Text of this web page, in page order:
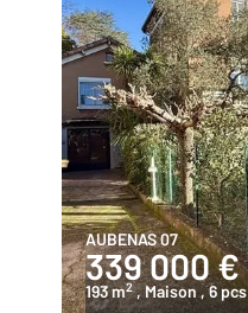
AUBENAS 07
339 000 €
193 m2 , Maison , 6 pcs